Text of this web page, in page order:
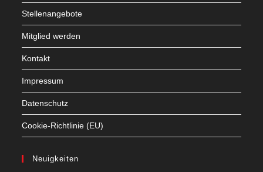
Stellenangebote
Mitglied werden
Kontakt
Impressum
Datenschutz
Cookie-Richtlinie (EU)
Neuigkeiten